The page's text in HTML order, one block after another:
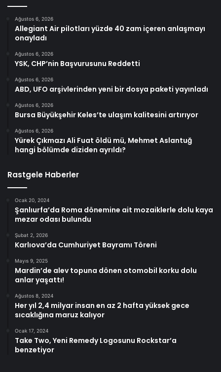
Ağustos 6, 2026
Allegiant Air pilotları yüzde 40 zam içeren anlaşmayı
onayladı
Ağustos 6, 2026
YSK, CHP’nin Başvurusunu Reddetti
Ağustos 6, 2026
ABD, UFO arşivlerinden yeni bir dosya paketi yayınladı
Ağustos 6, 2026
Bursa Büyükşehir Keles’te ulaşım kalitesini artırıyor
Ağustos 6, 2026
Yürek Çıkmazı Ali Fuat öldü mü, Mehmet Aslantuğ
hangi bölümde diziden ayrıldı?
Rastgele Haberler
Ocak 20, 2024
Şanlıurfa’da Roma dönemine ait mozaiklerle dolu kaya
mezar odası bulundu
Şubat 2, 2026
Karlıova’da Cumhuriyet Bayramı Töreni
Mayıs 9, 2025
Mardin’de alev topuna dönen otomobil korku dolu
anlar yaşattı!
Ağustos 8, 2024
Her yıl 2,4 milyar insan en az 2 hafta yüksek gece
sıcaklığına maruz kalıyor
Ocak 17, 2024
Take Two, Yeni Remedy Logosunu Rockstar’a
benzetiyor